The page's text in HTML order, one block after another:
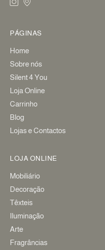
PÁGINAS
Home
Sobre nós
Silent 4 You
Loja Online
Carrinho
Blog
Lojas e Contactos
LOJA ONLINE
Mobiliário
Decoração
Têxteis
Iluminação
Arte
Fragrâncias